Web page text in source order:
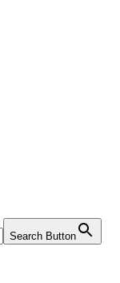
Search Button